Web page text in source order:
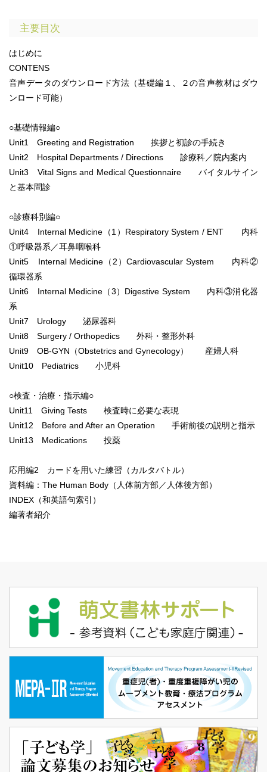
主要目次
はじめに
CONTENS
音声データのダウンロード方法（基礎編１、２の音声教材はダウ
ンロード可能）
○基礎情報編○
Unit1 Greeting and Registration 挨拶と初診の手続き
Unit2 Hospital Departments / Directions 診療科／院内案内
Unit3 Vital Signs and Medical Questionnaire バイタルサイン
と基本問診
○診療科別編○
Unit4 Internal Medicine（1）Respiratory System / ENT 内科
①呼吸器系／耳鼻咽喉科
Unit5 Internal Medicine（2）Cardiovascular System 内科②
循環器系
Unit6 Internal Medicine（3）Digestive System 内科③消化器
系
Unit7 Urology 泌尿器科
Unit8 Surgery / Orthopedics 外科・整形外科
Unit9 OB-GYN（Obstetrics and Gynecology） 産婦人科
Unit10 Pediatrics 小児科
○検査・治療・指示編○
Unit11 Giving Tests 検査時に必要な表現
Unit12 Before and After an Operation 手術前後の説明と指示
Unit13 Medications 投薬
応用編2 カードを用いた練習（カルタバトル）
資料編：The Human Body（人体前方部／人体後方部）
INDEX（和英語句索引）
編著者紹介